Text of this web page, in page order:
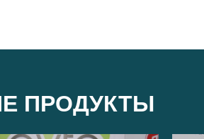
ПРОДУКТЫ